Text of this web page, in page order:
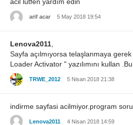
arif acar 5 May 2018 19:54
Lenova2011
Sayfa açılmıyorsa telaşlanmaya
Loader Activator " yazılımını kullan
TRWE_2012 5 Nisan 2018 21:38
indirme sayfasi acilmiyor.program
Lenova2011 4 Nisan 2018 14:59